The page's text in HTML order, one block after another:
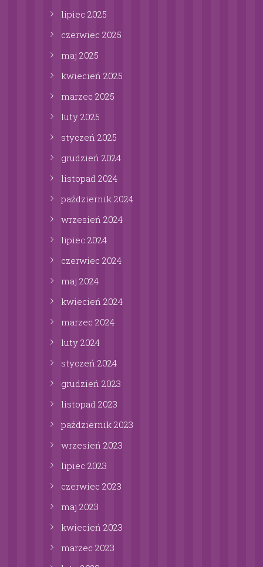
lipiec 2025
czerwiec 2025
maj 2025
kwiecień 2025
marzec 2025
luty 2025
styczeń 2025
grudzień 2024
listopad 2024
październik 2024
wrzesień 2024
lipiec 2024
czerwiec 2024
maj 2024
kwiecień 2024
marzec 2024
luty 2024
styczeń 2024
grudzień 2023
listopad 2023
październik 2023
wrzesień 2023
lipiec 2023
czerwiec 2023
maj 2023
kwiecień 2023
marzec 2023